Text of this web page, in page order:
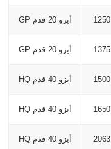
1250 أيزو 20 قدم GP
1375 أيزو 20 قدم GP
1500 أيزو 40 قدم HQ
1650 أيزو 40 قدم HQ
2063 أيزو 40 قدم HQ